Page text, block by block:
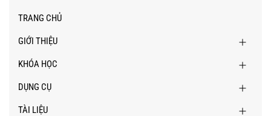
TRANG CHỦ
GIỚI THIỆU
KHÓA HỌC
DỤNG CỤ
TÀI LIỆU